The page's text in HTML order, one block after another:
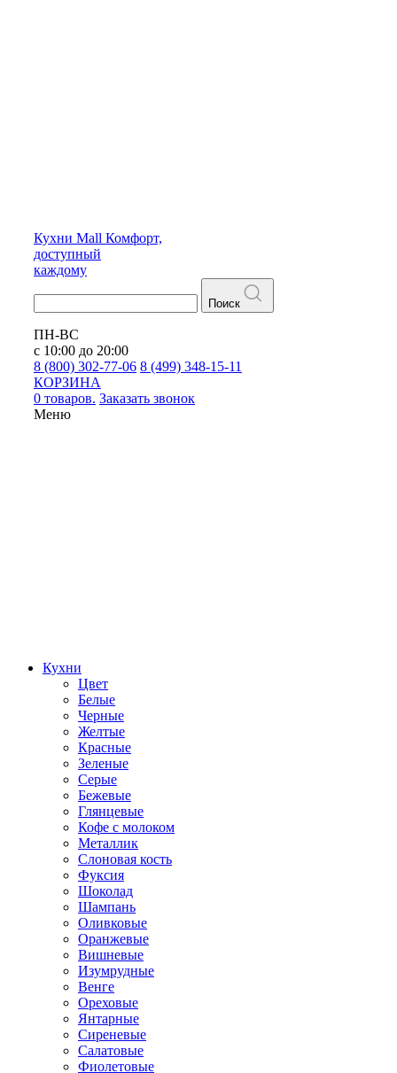
Кухни Mall Комфорт,
доступный
каждому
Поиск
ПН-ВС
с 10:00 до 20:00
8 (800) 302-77-06 8 (499) 348-15-11
КОРЗИНА
0 товаров. Заказать звонок
Меню
Кухни
Цвет
Белые
Черные
Желтые
Красные
Зеленые
Серые
Бежевые
Глянцевые
Кофе с молоком
Металлик
Слоновая кость
Фуксия
Шоколад
Шампань
Оливковые
Оранжевые
Вишневые
Изумрудные
Венге
Ореховые
Янтарные
Сиреневые
Салатовые
Фиолетовые